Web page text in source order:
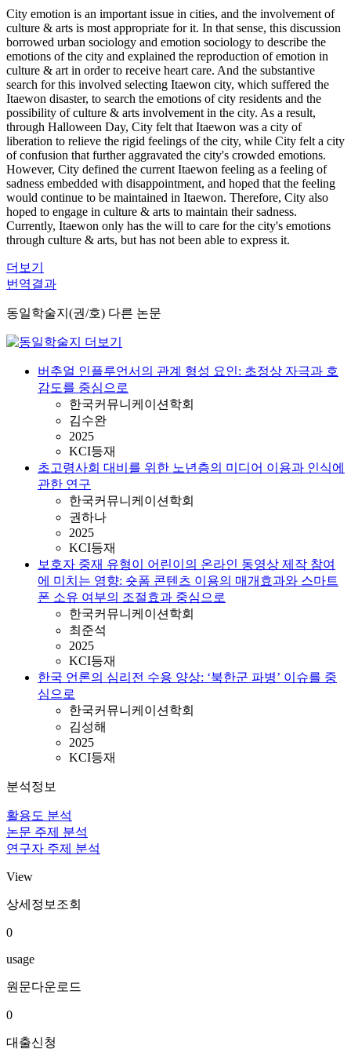
City emotion is an important issue in cities, and the involvement of
culture & arts is most appropriate for it. In that sense, this discussion
borrowed urban sociology and emotion sociology to describe the
emotions of the city and explained the reproduction of emotion in
culture & art in order to receive heart care. And the substantive
search for this involved selecting Itaewon city, which suffered the
Itaewon disaster, to search the emotions of city residents and the
possibility of culture & arts involvement in the city. As a result,
through Halloween Day, City felt that Itaewon was a city of
liberation to relieve the rigid feelings of the city, while City felt a city
of confusion that further aggravated the city's crowded emotions.
However, City defined the current Itaewon feeling as a feeling of
sadness embedded with disappointment, and hoped that the feeling
would continue to be maintained in Itaewon. Therefore, City also
hoped to engage in culture & arts to maintain their sadness.
Currently, Itaewon only has the will to care for the city's emotions
through culture & arts, but has not been able to express it.
더보기
번역결과
동일학술지(권/호) 다른 논문
버추얼 인플루언서의 관계 형성 요인: 초정상 자극과 호
감도를 중심으로
한국커뮤니케이션학회
김수완
2025
KCI등재
초고령사회 대비를 위한 노년층의 미디어 이용과 인식에
관한 연구
한국커뮤니케이션학회
권하나
2025
KCI등재
보호자 중재 유형이 어린이의 온라인 동영상 제작 참여
에 미치는 영향: 숏폼 콘텐츠 이용의 매개효과와 스마트
폰 소유 여부의 조절효과 중심으로
한국커뮤니케이션학회
최준석
2025
KCI등재
한국 언론의 심리전 수용 양상: ‘북한군 파병’ 이슈를 중
심으로
한국커뮤니케이션학회
김성해
2025
KCI등재
분석정보
활용도 분석
논문 주제 분석
연구자 주제 분석
View
상세정보조회
0
usage
원문다운로드
0
대출신청